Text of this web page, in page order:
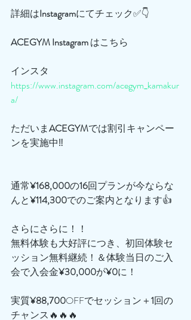
詳細はInstagramにてチェック✅👇
ACEGYMInstagram はこちら
インスタ
https://www.instagram.com/acegym_kamakur
a/
ただいまACEGYMでは割引キャンペー
ンを実施中‼️
通常¥168,000の16回プランが今ならな
んと¥114,300でのご案内となります👍
さらにさらに！！
無料体験も大好評につき、初回体験セ
ッション無料継続！＆体験当日のご入
会で入会金¥30,000が¥0に！
実質¥88,700OFFでセッション＋1回の
チャンス🔥🔥🔥